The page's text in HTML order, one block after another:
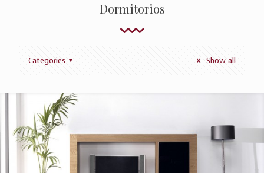
Dormitorios
Categories Show all